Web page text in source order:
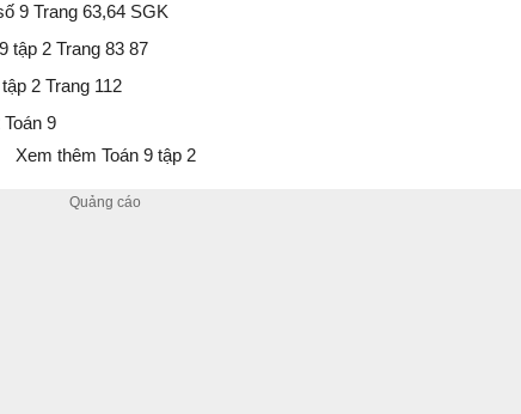
9 Trang 63,64 SGK
tập 2 Trang 83 87
2 Trang 112
9
Xem thêm Toán 9 tập 2